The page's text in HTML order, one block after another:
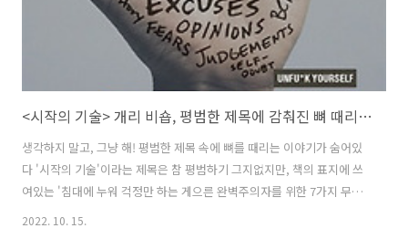
<시작의 기술> 개리 비숍, 평범한 제목에 감춰진 뼈 때리는 문장들
생각하지 말고, 그냥 해! 평범한 제목 속에 뼈를 때리는 이야기가 숨어있
다 '시작의 기술'이라는 제목은 참 평범하기 그지없지만, 책의 표지에 쓰
여있는 '침대에 누워 걱정만 하는 게으른 완벽주의자를 위한 7가지 무
기'라는 부분에 이끌려 읽게 되었습니다. 나는 완벽주의자는 아니지만 침
2022. 10. 15.